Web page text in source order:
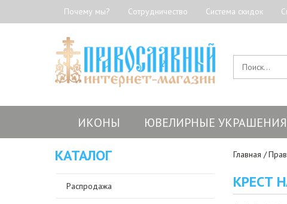
Почему мы? Сотрудничество Система скидок
ИКОНЫ ЮВЕЛИРНЫЕ УКРАШЕНИЯ
КАТАЛОГ
Распродажа
Главная
КРЕСТ